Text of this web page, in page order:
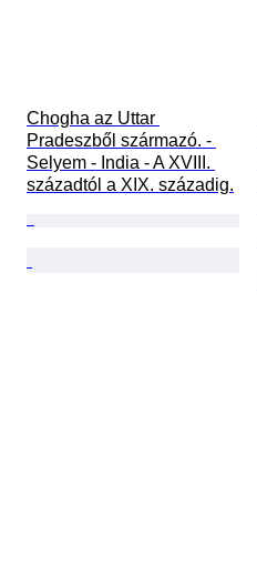
Chogha az Uttar
Pradeszből származó. -
Selyem - India - A XVIII.
századtól a XIX. századig.